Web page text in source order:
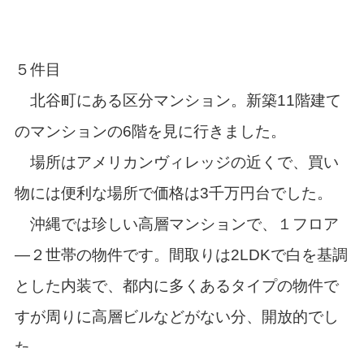
５件目
北谷町にある区分マンション。新築11階建て
のマンションの6階を見に行きました。
場所はアメリカンヴィレッジの近くで、買い
物には便利な場所で価格は3千万円台でした。
沖縄では珍しい高層マンションで、１フロア
―２世帯の物件です。間取りは2LDKで白を基調
とした内装で、都内に多くあるタイプの物件で
すが周りに高層ビルなどがない分、開放的でし